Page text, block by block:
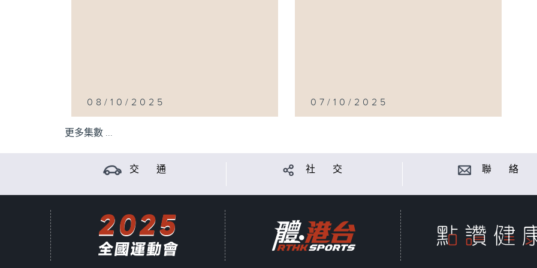
08/10/2025 07/10/2025
更多集數 ...
交 通 社 交 聯 絡